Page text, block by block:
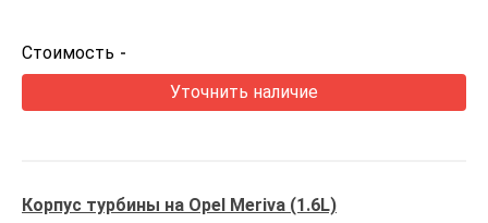
Стоимость -
Уточнить наличие
Корпус турбины на Opel Meriva (1.6L)